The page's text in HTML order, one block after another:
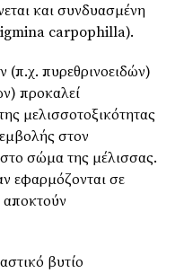
και συνδυασμένη
carpophilla).
πυρεθρινοειδών)
προκαλεί
μελισσοτοξικότητας
στον
σώμα της μέλισσας.
εφαρμόζονται σε
αποκτούν
βυτίο